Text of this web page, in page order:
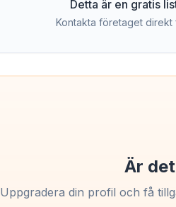
Detta är en gratis
Kontakta företaget direkt
Är
Uppgradera din profil och få